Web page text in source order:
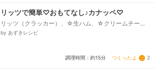
リッツで簡単♡おもてなし♪カナッペ♡
リッツ（クラッカー）、☆生ハム、☆クリームチー
ズ、☆黒オリーブ、☆かぼちゃサラダ、☆レーズンバ
by あずきレシピ
調理時間：約15分 つくったよ 2